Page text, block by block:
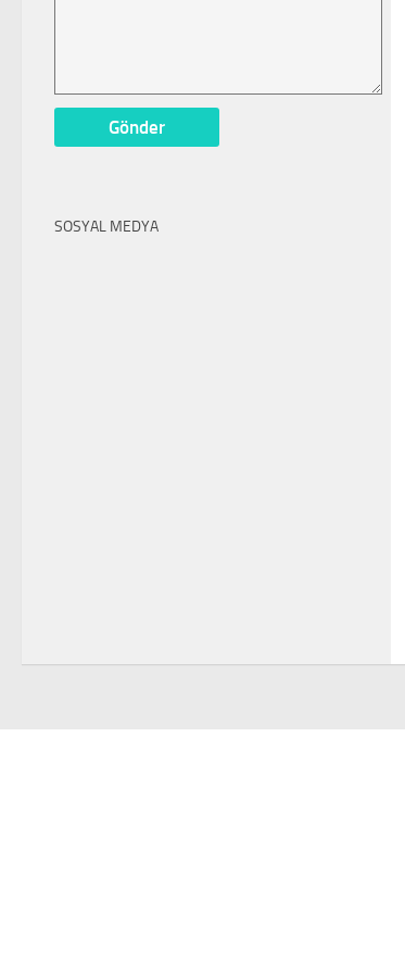
SOSYAL MEDYA